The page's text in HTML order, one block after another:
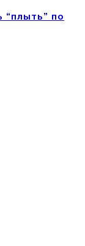
по